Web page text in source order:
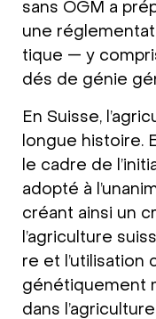
sans OGM a
une
tique — y
dés de génie
En Suis­se,
longue histoire.
le cad­re de
adop­té à
créant ain­si un
l’ag­ri­cul­tu­re
re et l’uti­li­sa­ti­on
géné­ti­quement
dans